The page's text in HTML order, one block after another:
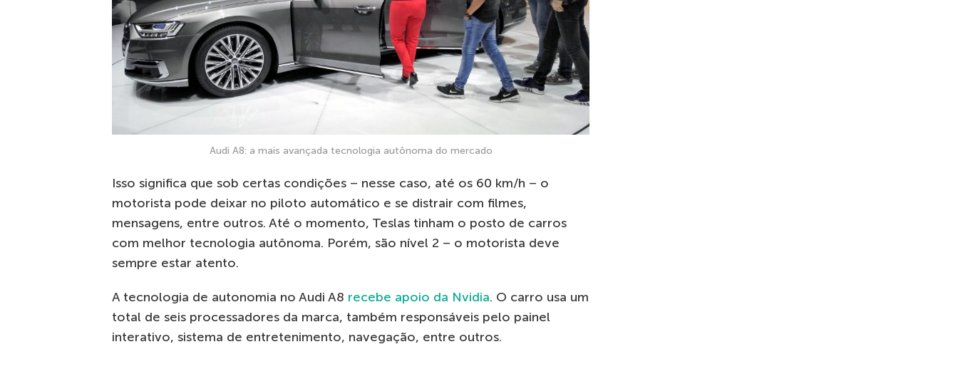
Audi A8: a mais avançada tecnologia autônoma do mercado
Isso significa que sob certas condições – nesse caso, até os 60 km/h – o
motorista pode deixar no piloto automático e se distrair com filmes,
mensagens, entre outros. Até o momento, Teslas tinham o posto de carros
com melhor tecnologia autônoma. Porém, são nível 2 – o motorista deve
sempre estar atento.
A tecnologia de autonomia no Audi A8 recebe apoio da Nvidia. O carro usa um
total de seis processadores da marca, também responsáveis pelo painel
interativo, sistema de entretenimento, navegação, entre outros.